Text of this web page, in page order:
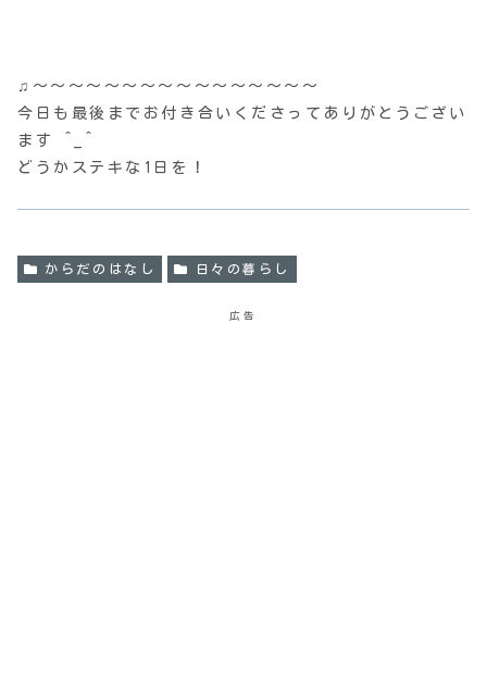
♫〜〜〜〜〜〜〜〜〜〜〜〜〜〜〜〜
今日も最後までお付き合いくださってありがとうござい
ます ^_^
どうかステキな1日を！
からだのはなし 日々の暮らし
広告